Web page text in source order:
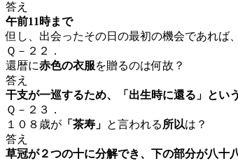
答え
午前11時まで
但し、出会ったその日の最初の機会であれば
Ｑ－２２．
還暦に赤色の衣服を贈るのは何故？
答え
干支が一巡するため、「出生時に還る」とい
Ｑ－２３．
１０８歳が 「茶寿」 と言われる所以は？
答え
草冠が２つの十に分解でき、下の部分が八十